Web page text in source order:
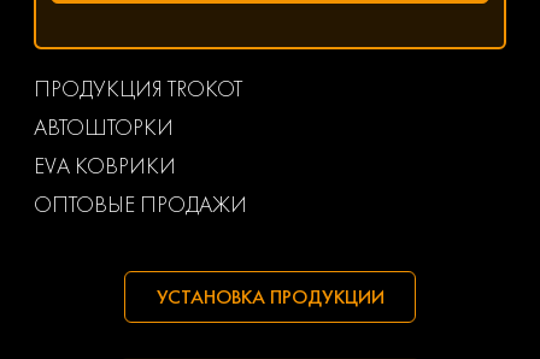
ПРОДУКЦИЯ TROKOT
АВТОШТОРКИ
EVA КОВРИКИ
ОПТОВЫЕ ПРОДАЖИ
УСТАНОВКА ПРОДУКЦИИ